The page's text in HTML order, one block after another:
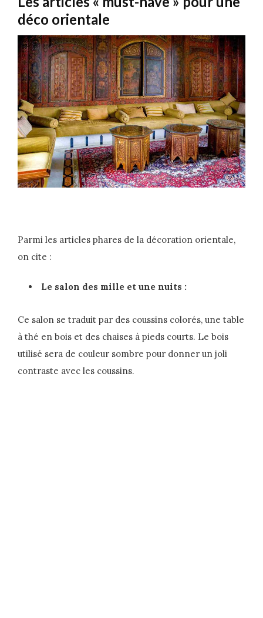
déco orientale
Parmi les articles phares de la décoration orientale,
on cite :
Le salon des mille et une nuits :
Ce salon se traduit par des coussins colorés, une table
à thé en bois et des chaises à pieds courts. Le bois
utilisé sera de couleur sombre pour donner un joli
contraste avec les coussins.